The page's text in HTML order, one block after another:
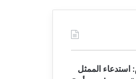
استدعاء الممثل